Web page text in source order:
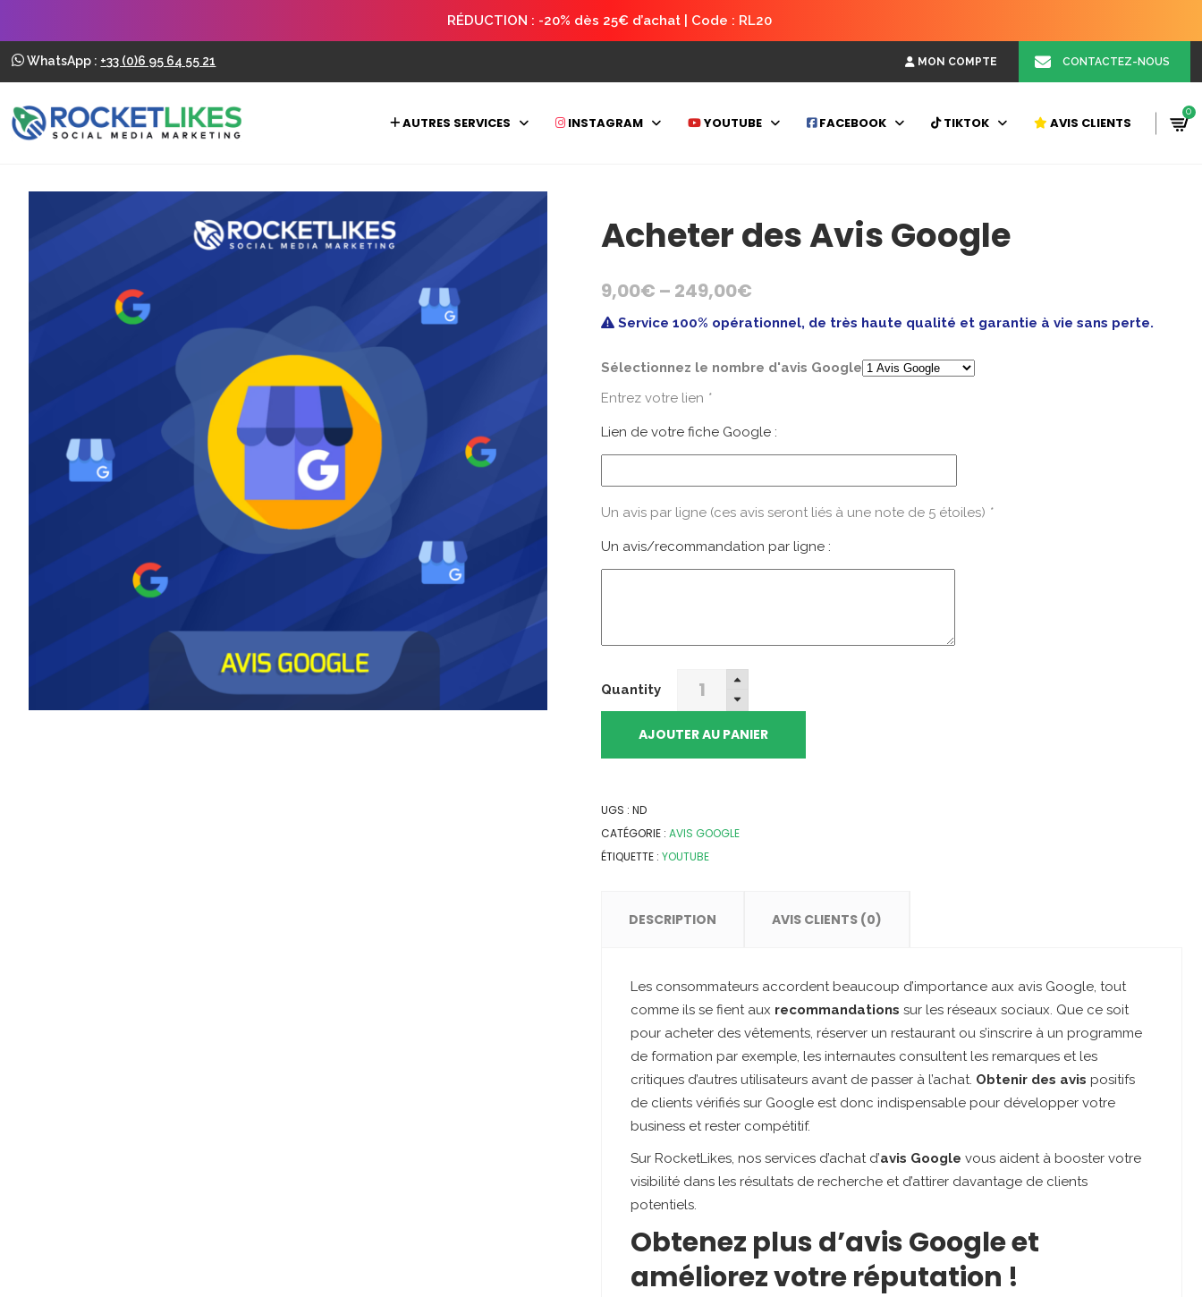
RÉDUCTION : -20% dès 25€ d’achat | Code : RL20
WhatsApp : +33 (0)6 95 64 55 21 MON COMPTE CONTACTEZ-NOUS
AUTRES SERVICES INSTAGRAM YOUTUBE FACEBOOK TIKTOK AVIS CLIENTS
0
Acheter des Avis Google
9,00€ – 249,00€
Service 100% opérationnel, de très haute qualité et garantie à vie sans perte.
Sélectionnez le nombre d'avis Google
Entrez votre lien *
Lien de votre fiche Google :
Un avis par ligne (ces avis seront liés à une note de 5 étoiles) *
Un avis/recommandation par ligne :
Quantity
Acheter
Avis
AJOUTER AU PANIER
UGS : ND
CATÉGORIE : AVIS GOOGLE
ÉTIQUETTE : YOUTUBE
DESCRIPTION AVIS CLIENTS (0)
Les consommateurs accordent beaucoup d’importance aux avis Google, tout
comme ils se fient aux recommandations sur les réseaux sociaux. Que ce soit
pour acheter des vêtements, réserver un restaurant ou s’inscrire à un programme
de formation par exemple, les internautes consultent les remarques et les
critiques d’autres utilisateurs avant de passer à l’achat. Obtenir des avis positifs
de clients vérifiés sur Google est donc indispensable pour développer votre
business et rester compétitif.
Sur RocketLikes, nos services d’achat d’avis Google vous aident à booster votre
visibilité dans les résultats de recherche et d’attirer davantage de clients
potentiels.
Obtenez plus d’avis Google et
améliorez votre réputation !